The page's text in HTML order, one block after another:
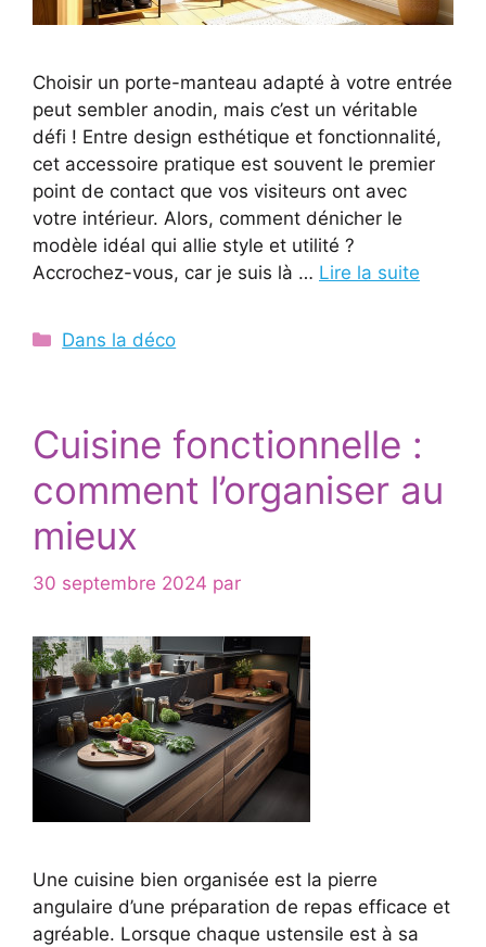
Choisir un porte-manteau adapté à votre entrée
peut sembler anodin, mais c’est un véritable
défi ! Entre design esthétique et fonctionnalité,
cet accessoire pratique est souvent le premier
point de contact que vos visiteurs ont avec
votre intérieur. Alors, comment dénicher le
modèle idéal qui allie style et utilité ?
Accrochez-vous, car je suis là … Lire la suite
Catégories
Dans la déco
Cuisine fonctionnelle :
comment l’organiser au
mieux
30 septembre 2024 par
Une cuisine bien organisée est la pierre
angulaire d’une préparation de repas efficace et
agréable. Lorsque chaque ustensile est à sa